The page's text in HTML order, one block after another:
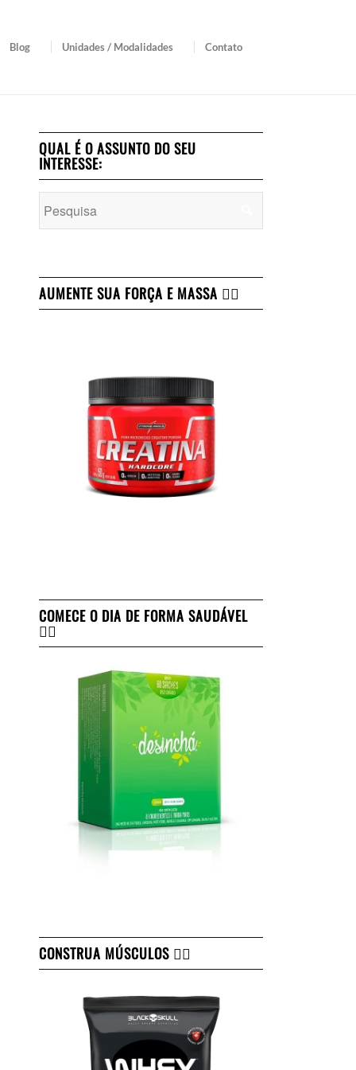
Blog Unidades / Modalidades Contato
QUAL É O ASSUNTO DO SEU
INTERESSE:
AUMENTE SUA FORÇA E MASSA 👇🏻
COMECE O DIA DE FORMA SAUDÁVEL
👇🏻
CONSTRUA MÚSCULOS 👇🏻